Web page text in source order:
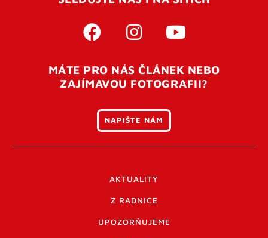
MÁTE PRO NÁS ČLÁNEK NEBO
ZAJÍMAVOU FOTOGRAFII?
NAPIŠTE NÁM
AKTUALITY
Z RADNICE
UPOZORŇUJEME